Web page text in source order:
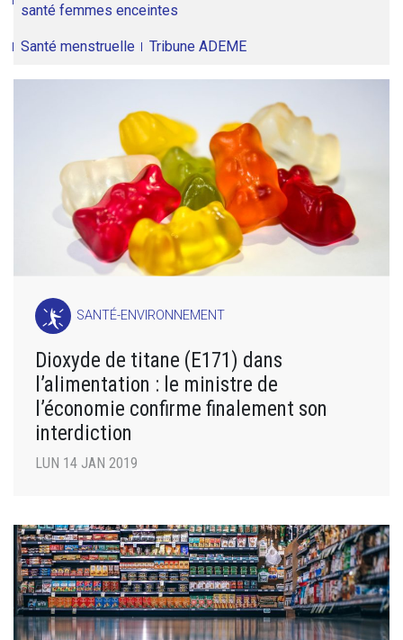
santé femmes enceintes
Santé menstruelle Tribune ADEME
SANTÉ-ENVIRONNEMENT
Dioxyde de titane (E171) dans
l’alimentation : le ministre de
l’économie confirme finalement son
interdiction
LUN 14 JAN 2019